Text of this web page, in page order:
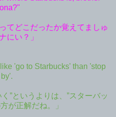
てどこだったか覚えてましゅ
にい？」
'go to Starbucks' than 'stop
by'.
”というよりは、”スターバッ
が正解だね。」